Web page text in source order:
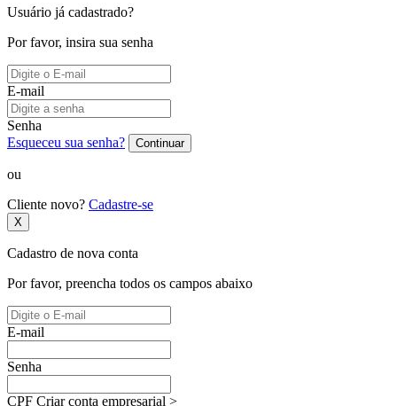
Usuário já cadastrado?
Por favor, insira sua senha
E-mail
Senha
Esqueceu sua senha?
Continuar
ou
Cliente novo? Cadastre-se
X
Cadastro de nova conta
Por favor, preencha todos os campos abaixo
E-mail
Senha
CPF Criar conta empresarial >